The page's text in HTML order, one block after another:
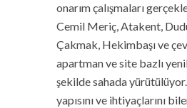
onarım çalışmaları
Cemil Meriç, Atakent,
Çakmak, Hekimbaşı ve
apartman ve site bazlı
şekilde sahada
yapısını ve ihtiyaçlarını